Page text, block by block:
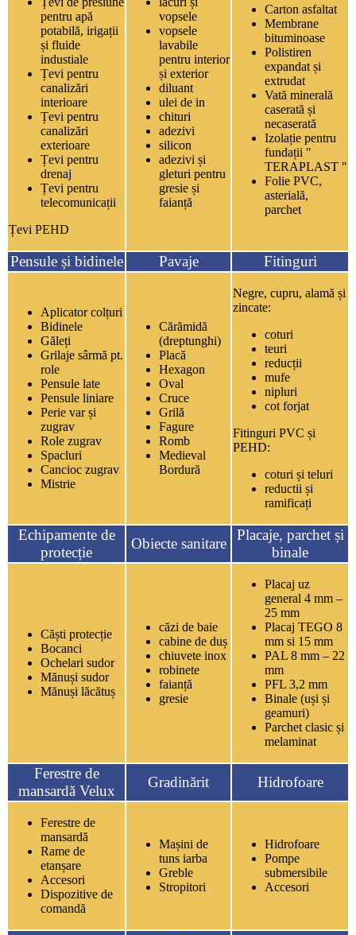
pentru apă
potabilă, irigații
și fluide
industiale
Țevi pentru
canalizări
interioare
Țevi pentru
canalizări
exterioare
Țevi pentru
drenaj
Țevi pentru
telecomunicații
Țevi PEHD
vopsele
vopsele
lavabile
pentru interior
și exterior
diluant
ulei de in
chituri
adezivi
silicon
adezivi și
gleturi pentru
gresie și
faianță
Carton asfaltat
Membrane
bituminoase
Polistiren
expandat și
extrudat
Vată minerală
caserată și
necaserată
Izolație pentru
fundații "
TERAPLAST "
Folie PVC,
asterială,
parchet
Pensule și bidinele Pavaje Fitinguri
Aplicator colțuri
Bidinele
Găleți
Grilaje sârmă pt.
role
Pensule late
Pensule liniare
Perie var și
zugrav
Role zugrav
Spacluri
Cancioc zugrav
Mistrie
Cărămidă
(dreptunghi)
Placă
Hexagon
Oval
Cruce
Grilă
Fagure
Romb
Medieval
Bordură
Negre, cupru, alamă și
zincate:
coturi
teuri
reducții
mufe
nipluri
cot forjat
Fitinguri PVC și
PEHD:
coturi și teluri
reductii și
ramificați
Echipamente de
protecție
Obiecte sanitare
Placaje, parchet și
binale
Căști protecție
Bocanci
Ochelari sudor
Mănuși sudor
Mănuși lăcătuș
căzi de baie
cabine de duș
chiuvete inox
robinete
faianță
gresie
Placaj uz
general 4 mm –
25 mm
Placaj TEGO 8
mm si 15 mm
PAL 8 mm – 22
mm
PFL 3,2 mm
Binale (uși și
geamuri)
Parchet clasic și
melaminat
Ferestre de
mansardă Velux
Gradinărit Hidrofoare
Ferestre de
mansardă
Rame de
etanșare
Accesori
Dispozitive de
comandă
Mașini de
tuns iarba
Greble
Stropitori
Hidrofoare
Pompe
submersibile
Accesori